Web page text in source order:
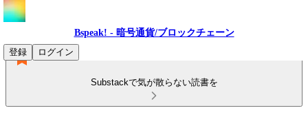
Bspeak! - 暗号通貨/ブロックチェーン
登録
ログイン
Substackで気が散らない読書を